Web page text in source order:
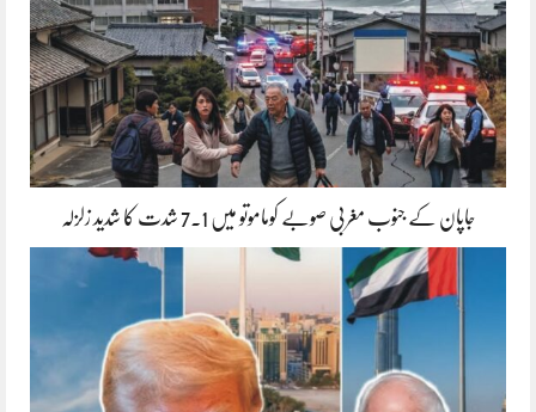
جاپان کے جنوب مغربی صوبے کوماموتو میں 7.1 شدت کا شدید زلزلہ